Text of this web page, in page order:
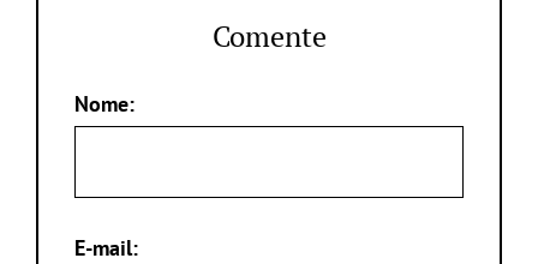
Comente
Nome:
E-mail: